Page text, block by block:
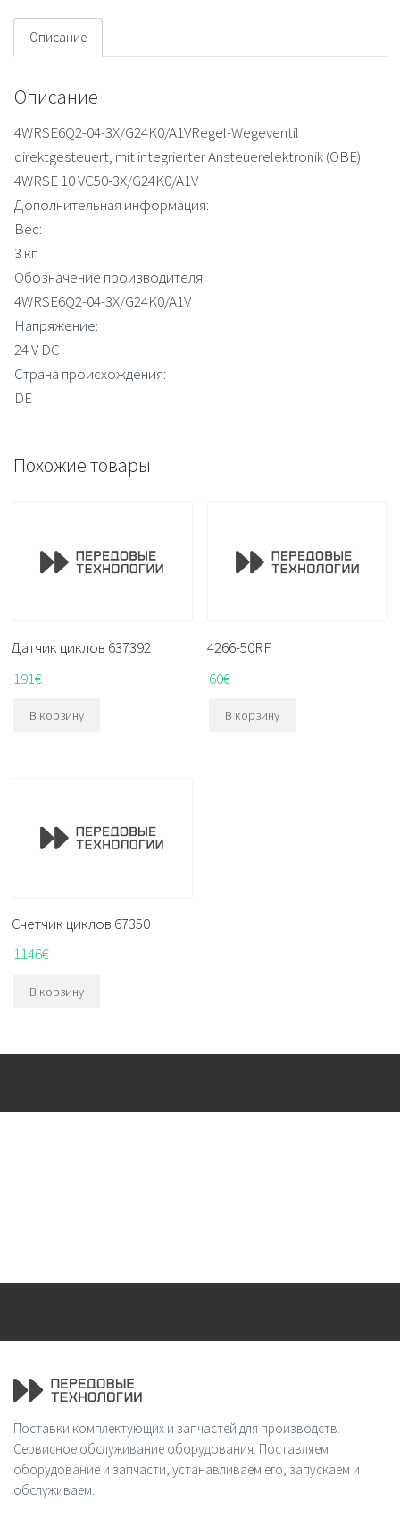
срабатывания
Описание
Описание
4WRSE6Q2-04-3X/G24K0/A1VRegel-Wegeventil
direktgesteuert, mit integrierter Ansteuerelektronik (OBE)
4WRSE 10 VC50-3X/G24K0/A1V
Дополнительная информация:
Вес:
3 кг
Обозначение производителя:
4WRSE6Q2-04-3X/G24K0/A1V
Напряжение:
24 V DC
Страна происхождения:
DE
Похожие товары
Датчик циклов 637392
191€
В корзину
4266-50RF
60€
В корзину
Счетчик циклов 67350
1146€
В корзину
Поставки комплектующих и запчастей для производств.
Сервисное обслуживание оборудования. Поставляем
оборудование и запчасти, устанавливаем его, запускаем и
обслуживаем.